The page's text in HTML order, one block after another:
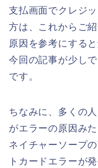
支払画面でクレジ
方は、これからご
原因を参考にする
今回の記事が少し
です。
ちなみに、多くの
がエラーの原因み
ネイチャーソープ
トカードエラーが